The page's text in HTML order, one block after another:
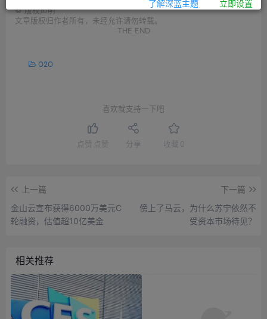
©版权声明
文章版权归作者所有，未经允许请勿转载。
THE END
O2O
喜欢就支持一下吧
点赞 点赞 分享 收藏 0
上一篇
金山云宣布获得6000万美元C
轮融资，估值超10亿美金
下一篇
傍上了马云，为什么苏宁依然不
受资本市场待见？
相关推荐
了解深蓝主题 立即设置